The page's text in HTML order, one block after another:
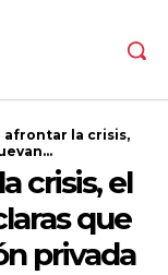
afrontar la crisis,
crisis, el
que
privada